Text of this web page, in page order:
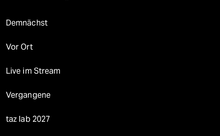
Demnächst
Vor Ort
Live im Stream
Vergangene
taz lab 2027